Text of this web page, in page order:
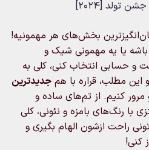
بخش‌های هر مهمونیه!
یا یه مهمونی شیک و
و حسابی انتخاب کنی، کلی به
مطلب، قراره با هم جدیدترین
مرور کنیم. از تم‌های ساده و
با رنگ‌های بامزه و نئونی، کلی
راحت ازشون الهام بگیری و
کنی!